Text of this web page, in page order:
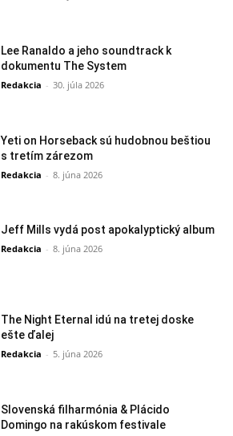
Lee Ranaldo a jeho soundtrack k
dokumentu The System
Redakcia - 30. júla 2026
Yeti on Horseback sú hudobnou beštiou
s tretím zárezom
Redakcia - 8. júna 2026
Jeff Mills vydá post apokalyptický album
Redakcia - 8. júna 2026
The Night Eternal idú na tretej doske
ešte ďalej
Redakcia - 5. júna 2026
Slovenská filharmónia & Plácido
Domingo na rakúskom festivale